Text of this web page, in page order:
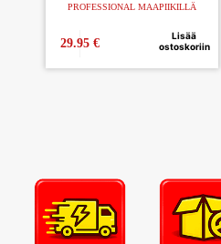
PROFESSIONAL MAAPIIKILLÄ
29.95 €
Lisää
ostoskoriin